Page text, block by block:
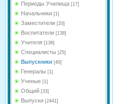
Периоды Училища [17]
Начальники [1]
Заместители [20]
Воспитатели [138]
Учителя [138]
Специалисты [25]
Выпускники [40]
Генералы [1]
Ученые [1]
Общий [33]
Выпуски [2441]